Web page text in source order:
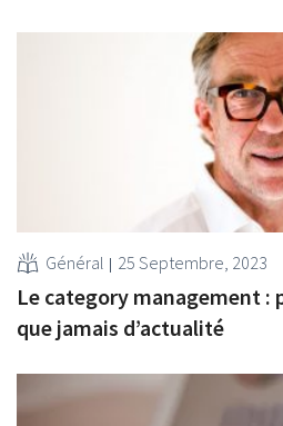
Général 25 Septembre, 2023
Le category management :
que jamais d’actualité